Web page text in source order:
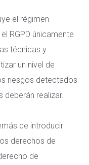
el régimen
RGPD únicamente
técnicas y
un nivel de
riesgos detectados
deberán realizar.
de introducir
derechos de
de